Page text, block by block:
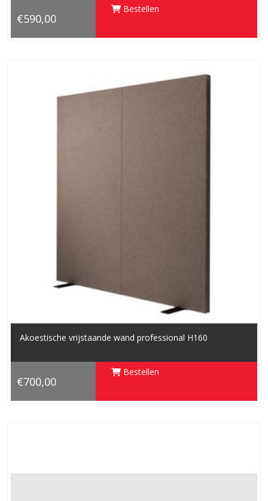
€590,00
Bestellen
Akoestische vrijstaande wand professional H160
€700,00
Bestellen